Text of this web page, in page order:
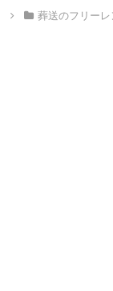
葬送のフリーレ